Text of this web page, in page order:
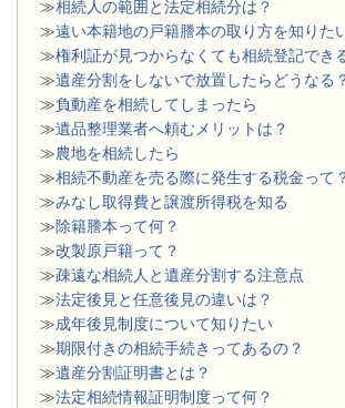
≫相続人の範囲と法定相続分は？
≫遠い本籍地の戸籍謄本の取り方を知りた
≫権利証が見つからなくても相続登記でき
≫遺産分割をしないで放置したらどうなる
≫負動産を相続してしまったら
≫遺品整理業者へ頼むメリットは？
≫農地を相続したら
≫相続不動産を売る際に発生する税金って
≫みなし取得費と譲渡所得税を知る
≫除籍謄本って何？
≫改製原戸籍って？
≫疎遠な相続人と遺産分割する注意点
≫法定後見と任意後見の違いは？
≫成年後見制度について知りたい
≫期限付きの相続手続きってあるの？
≫遺産分割証明書とは？
≫法定相続情報証明制度って何？